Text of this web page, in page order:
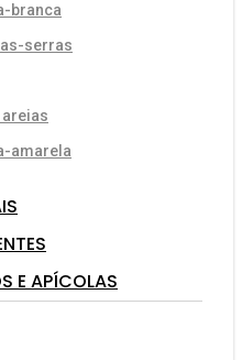
branca
serras
areias
amarela
E APÍCOLAS